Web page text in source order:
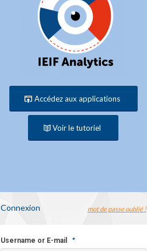
Accédez aux applications
Voir le tutoriel
Connexion mot de passe oublié ?
Username or E-mail *